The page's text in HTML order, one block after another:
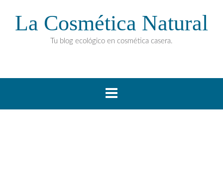
La Cosmética Natural
Tu blog ecológico en cosmética casera.